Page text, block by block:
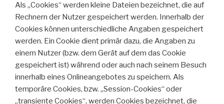
Als „Cookies“ werden kleine Dateien bezeichnet, die auf
Rechnern der Nutzer gespeichert werden. Innerhalb der
Cookies können unterschiedliche Angaben gespeichert
werden. Ein Cookie dient primär dazu, die Angaben zu
einem Nutzer (bzw. dem Gerät auf dem das Cookie
gespeichert ist) während oder auch nach seinem Besuch
innerhalb eines Onlineangebotes zu speichern. Als
temporäre Cookies, bzw. „Session-Cookies“ oder
„transiente Cookies“, werden Cookies bezeichnet, die